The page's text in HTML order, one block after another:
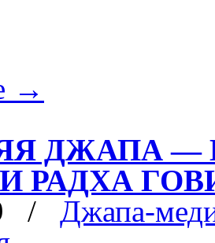
→
ДЖАПА
РАДХА
/
Джапа-